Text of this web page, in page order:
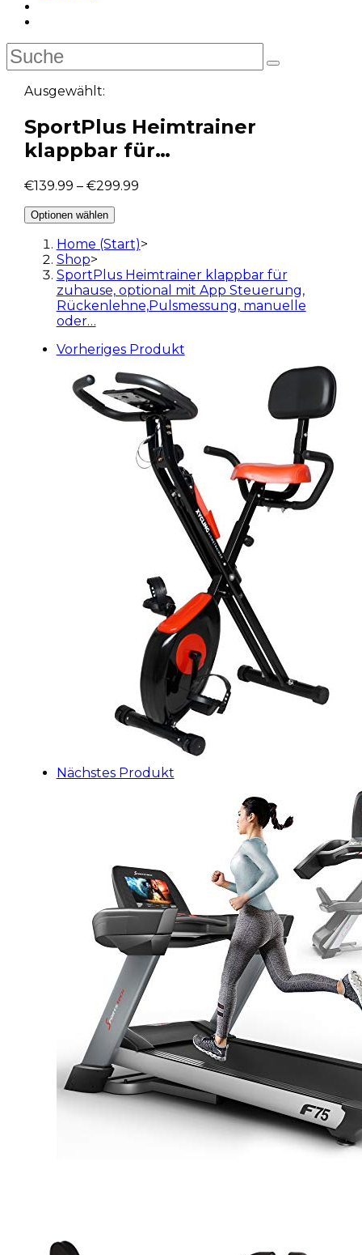
Ausgewählt:
SportPlus Heimtrainer
klappbar für…
€139.99 – €299.99
Optionen wählen
Home (Start)>
Shop>
SportPlus Heimtrainer klappbar für
zuhause, optional mit App Steuerung,
Rückenlehne,Pulsmessung, manuelle
oder…
Vorheriges Produkt
Nächstes Produkt